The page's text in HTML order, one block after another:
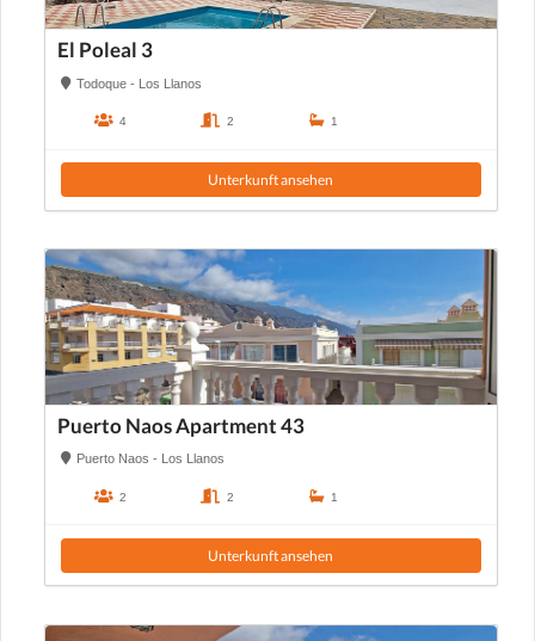
El Poleal 3
Todoque - Los Llanos
4 2 1
Unterkunft ansehen
Puerto Naos Apartment 43
Puerto Naos - Los Llanos
2 2 1
Unterkunft ansehen